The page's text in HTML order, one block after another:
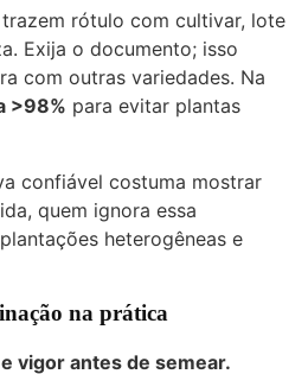
rótulo com cultivar, lote
Exija o documento; isso
com outras variedades. Na
>98% para evitar plantas
confiável costuma mostrar
quem ignora essa
heterogêneas e
na prática
vigor antes de semear.